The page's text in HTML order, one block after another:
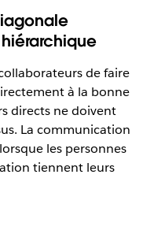
de faire
à la bonne
directs ne doivent
La communication
les personnes
tiennent leurs